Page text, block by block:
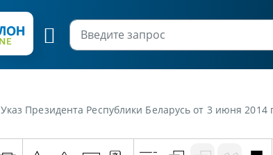
Указ Президента Республики Беларусь от 3 июня 2014 г.